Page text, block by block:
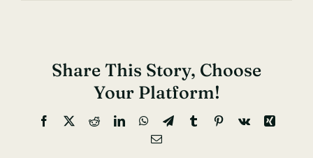
Share This Story, Choose
Your Platform!
Facebook
X RedditLinkedInWhatsApp
TelegramTumblrPinterest
Vk
Xing
Email